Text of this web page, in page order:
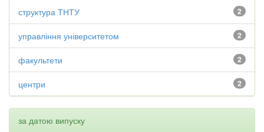
2
структура ТНТУ
2
управління університетом
2
факультети
2
центри
за датою випуску